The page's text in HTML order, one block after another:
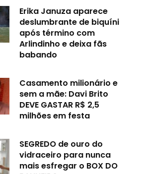
Erika Januza aparece
deslumbrante de biquíni
após término com
Arlindinho e deixa fãs
babando
Casamento milionário e
sem a mãe: Davi Brito
DEVE GASTAR R$ 2,5
milhões em festa
SEGREDO de ouro do
vidraceiro para nunca
mais esfregar o BOX DO